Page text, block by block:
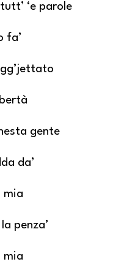
‘e parole
fa’
gente
da’
mia
penza’
mia